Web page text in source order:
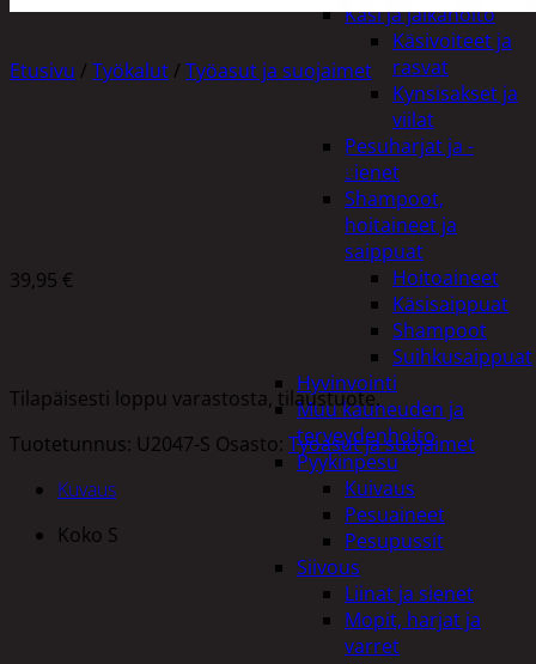
Käsi ja jalkahoito
Käsivoiteet ja
rasvat
Kynsisakset ja
viilat
Pesuharjat ja -
sienet
Shampoot,
hoitaineet ja
saippuat
Hoitoaineet
Käsisaippuat
Shampoot
Suihkusaippuat
Hyvinvointi
Muu kauneuden ja
terveydenhoito
Pyykinpesu
Kuivaus
Pesuaineet
Pesupussit
Siivous
Liinat ja sienet
Mopit, harjat ja
varret
Etusivu / Työkalut / Työasut ja suojaimet
VAROTAKKI S ORANSSI/MUSTA
39,95 €
Tilapäisesti loppu varastosta, tilaustuote.
Tuotetunnus: U2047-S Osasto: Työasut ja suojaimet
Kuvaus
Koko S